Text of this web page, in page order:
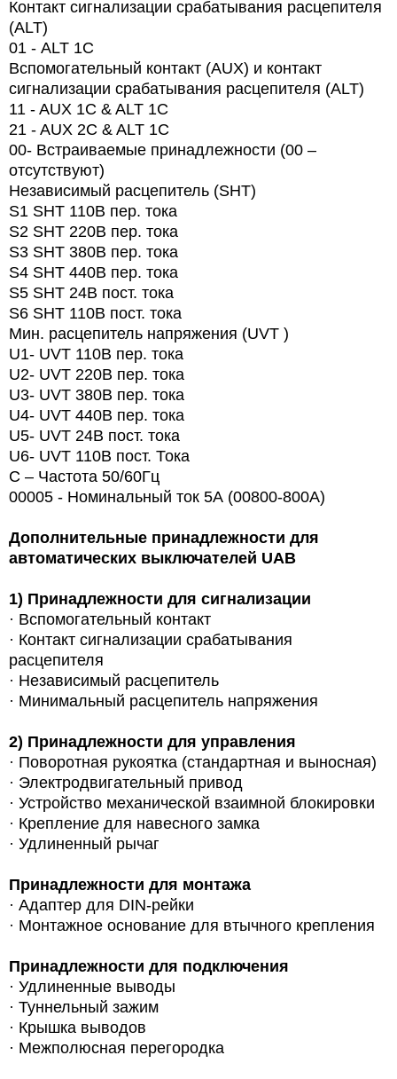
Контакт сигнализации срабатывания расцепителя
(ALT)
01 - ALT 1C
Вспомогательный контакт (AUX) и контакт
сигнализации срабатывания расцепителя (ALT)
11 - AUX 1C & ALT 1C
21 - AUX 2C & ALT 1C
00- Встраиваемые принадлежности (00 –
отсутствуют)
Независимый расцепитель (SHT)
S1 SHT 110В пер. тока
S2 SHT 220В пер. тока
S3 SHT 380В пер. тока
S4 SHT 440В пер. тока
S5 SHT 24В пост. тока
S6 SHT 110В пост. тока
Мин. расцепитель напряжения (UVT )
U1- UVT 110В пер. тока
U2- UVT 220В пер. тока
U3- UVT 380В пер. тока
U4- UVT 440В пер. тока
U5- UVT 24В пост. тока
U6- UVT 110В пост. Тока
С – Частота 50/60Гц
00005 - Номинальный ток 5А (00800-800A)
Дополнительные принадлежности для
автоматических выключателей UAB
1) Принадлежности для сигнализации
· Вспомогательный контакт
· Контакт сигнализации срабатывания
расцепителя
· Независимый расцепитель
· Минимальный расцепитель напряжения
2) Принадлежности для управления
· Поворотная рукоятка (стандартная и выносная)
· Электродвигательный привод
· Устройство механической взаимной блокировки
· Крепление для навесного замка
· Удлиненный рычаг
Принадлежности для монтажа
· Адаптер для DIN-рейки
· Монтажное основание для втычного крепления
Принадлежности для подключения
· Удлиненные выводы
· Туннельный зажим
· Крышка выводов
· Межполюсная перегородка